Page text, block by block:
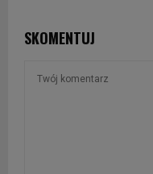
SKOMENTUJ